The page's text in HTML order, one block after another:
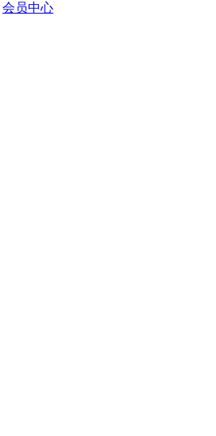
会员中心